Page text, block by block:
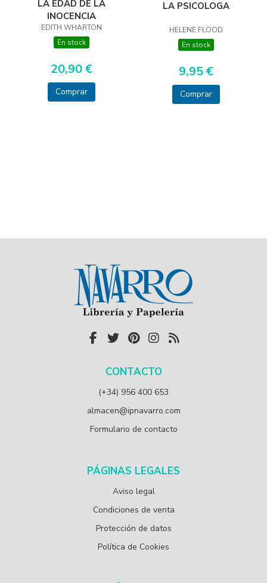
LA EDAD DE LA
INOCENCIA
EDITH WHARTON
En stock
20,90 €
Comprar
LA PSICOLOGA
HELENE FLOOD
En stock
9,95 €
Comprar
CONTACTO
(+34) 956 400 653
almacen@ipnavarro.com
Formulario de contacto
PÁGINAS LEGALES
Aviso legal
Condiciones de venta
Protección de datos
Política de Cookies